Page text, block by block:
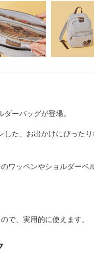
ーバッグが登場。
た、お出かけにぴった
ワッペンやショルダーベ
で、実用的に使えます。